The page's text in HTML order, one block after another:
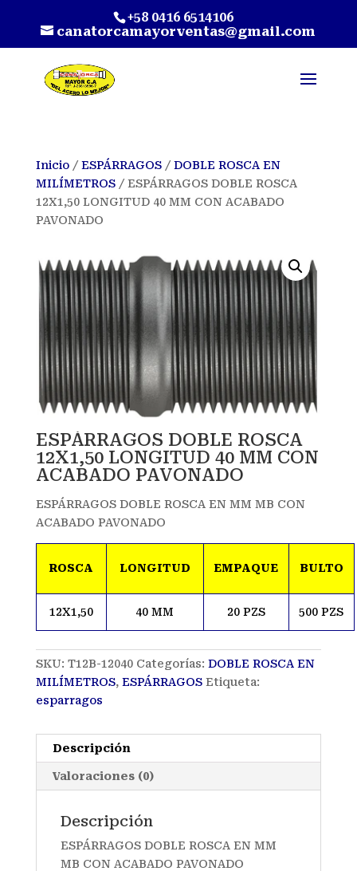
+58 0416 6514106
canatorcamayorventas@gmail.com
Inicio/ ESPÁRRAGOS/ DOBLE ROSCA EN
MILÍMETROS/ ESPÁRRAGOS DOBLE ROSCA
12X1,50 LONGITUD 40 MM CON ACABADO
PAVONADO
ESPÁRRAGOS DOBLE ROSCA
12X1,50 LONGITUD 40 MM CON
ACABADO PAVONADO
ESPÁRRAGOS DOBLE ROSCA EN MM MB CON
ACABADO PAVONADO
ROSCA LONGITUD EMPAQUE BULTO
12X1,50 40 MM 20 PZS 500 PZS
SKU: T12B-12040 Categorías: DOBLE ROSCA EN
MILÍMETROS, ESPÁRRAGOS Etiqueta:
esparragos
Descripción
Valoraciones (0)
Descripción
ESPÁRRAGOS DOBLE ROSCA EN MM
MB CON ACABADO PAVONADO